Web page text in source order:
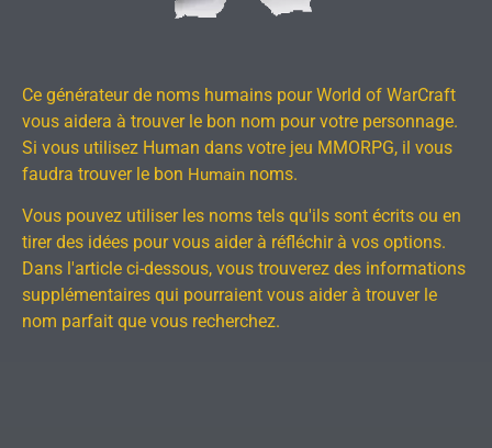
Ce générateur de noms humains pour World of WarCraft
vous aidera à trouver le bon nom pour votre personnage.
Si vous utilisez Human dans votre jeu MMORPG, il vous
faudra trouver le bon Humain noms.
Vous pouvez utiliser les noms tels qu'ils sont écrits ou en
tirer des idées pour vous aider à réfléchir à vos options.
Dans l'article ci-dessous, vous trouverez des informations
supplémentaires qui pourraient vous aider à trouver le
nom parfait que vous recherchez.